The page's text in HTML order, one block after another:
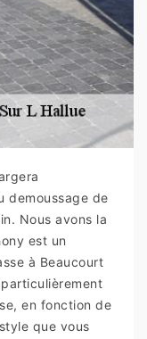
demoussage de
Nous avons la
est un
à Beaucourt
en fonction de
que vous